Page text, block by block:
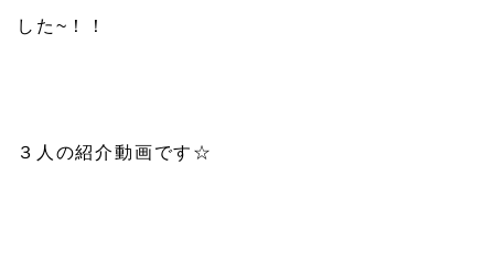
した~！！
３人の紹介動画です☆